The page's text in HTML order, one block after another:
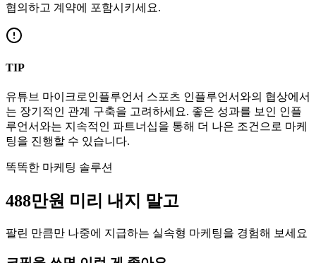
협의하고 계약에 포함시키세요.
TIP
유튜브 마이크로인플루언서 스포츠 인플루언서와의 협상에서
는 장기적인 관계 구축을 고려하세요. 좋은 성과를 보인 인플
루언서와는 지속적인 파트너십을 통해 더 나은 조건으로 마케
팅을 진행할 수 있습니다.
똑똑한 마케팅 솔루션
488만원 미리 내지 말고
팔린 만큼만 나중에 지급하는 실속형 마케팅을 경험해 보세요